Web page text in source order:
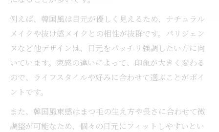
例えば、韓国風は目元が優しく見えるため、ナチュラル
メイクや抜け感メイクとの相性が抜群です。パリジェン
ヌなど他デザインは、目元をパッチリ強調したい方に向
いています。束感の違いによって、印象が大きく変わる
ので、ライフスタイルや好みに合わせて選ぶことがポイ
ントです。
また、韓国風束感はまつ毛の生え方や長さに合わせて微
調整が可能なため、個々の目元にフィットしやすいとい